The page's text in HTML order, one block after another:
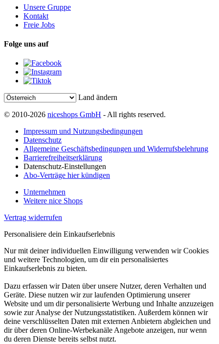
Unsere Gruppe
Kontakt
Freie Jobs
Folge uns auf
Land ändern
© 2010-2026 niceshops GmbH - All rights reserved.
Impressum und Nutzungsbedingungen
Datenschutz
Allgemeine Geschäftsbedingungen und Widerrufsbelehrung
Barrierefreiheitserklärung
Datenschutz-Einstellungen
Abo-Verträge hier kündigen
Unternehmen
Weitere nice Shops
Vertrag widerrufen
Personalisiere dein Einkaufserlebnis
Nur mit deiner individuellen Einwilligung verwenden wir Cookies
und weitere Technologien, um dir ein personalisiertes
Einkaufserlebnis zu bieten.
Dazu erfassen wir Daten über unsere Nutzer, deren Verhalten und
Geräte. Diese nutzen wir zur laufenden Optimierung unserer
Website und um dir personalisierte Werbung und Inhalte anzuzeigen
sowie zur Analyse der Nutzungsstatistiken. Außerdem können wir
deine verschlüsselten Daten mit externen Anbietern abgleichen und
dir über deren Online-Werbekanäle Angebote anzeigen, nur wenn
du deren Dienste bereits selbst nutzt.